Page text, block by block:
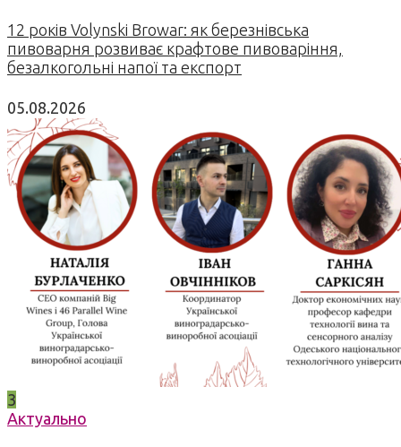
12 років Volynski Browar: як березнівська
пивоварня розвиває крафтове пивоваріння,
безалкогольні напої та експорт
05.08.2026
3
Актуально